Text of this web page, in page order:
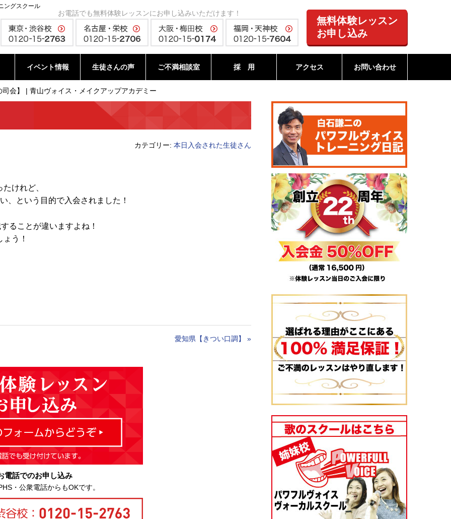
ングスクール
お電話でも無料体験レッスンにお申し込みいただけます！
無料体験レッスン
お申し込み
イベント情報 生徒さんの声 ご不満相談室 採 用 アクセス お問い合わせ
会】 | 青山ヴォイス・メイクアップアカデミー
カテゴリー: 本日入会された生徒さん
けれど、
、という目的で入会されました！
ることが違いますよね！
う！
愛知県【きつい口調】 »
電話でのお申し込み
・公衆電話からもOKです。